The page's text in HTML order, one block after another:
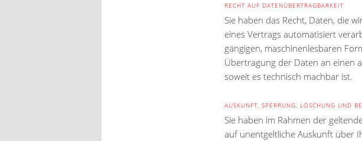
RECHT AUF DATENÜBERTRAGBARKEIT
Sie haben das Recht, Daten, die
eines Vertrags automatisiert
gängigen, maschinenlesbaren
Übertragung der Daten an einen
soweit es technisch machbar ist.
AUSKUNFT, SPERRUNG, LÖSCHUNG UND
Sie haben im Rahmen der
auf unentgeltliche Auskunft über